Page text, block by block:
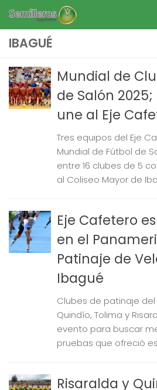
Saltar al contenido
IBAGUÉ
Mundial de
de Salón
une al Eje
Tres equipos del Eje
Mundial de Fútbol de
entre 16 clubes de 5
al Coliseo Mayor de
Eje Cafetero
en el
Patinaje de
Ibagué
Clubes de patinaje
Quindío, Tolima y
evento para buscar
pruebas que ofreció
Risaralda y